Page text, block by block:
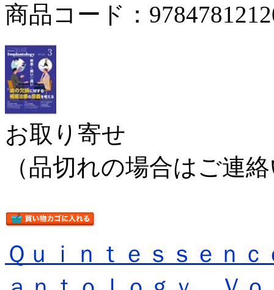
商品コード：
お取り寄せ
（品切れの場合はご連
Ｑｕｉｎｔｅｓｓｅｎ